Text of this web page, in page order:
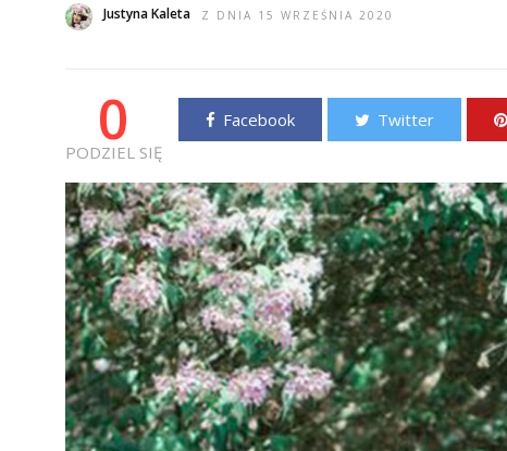
Justyna Kaleta Z DNIA 15 WRZEŚNIA 2020
0
PODZIEL SIĘ
Facebook Twitter